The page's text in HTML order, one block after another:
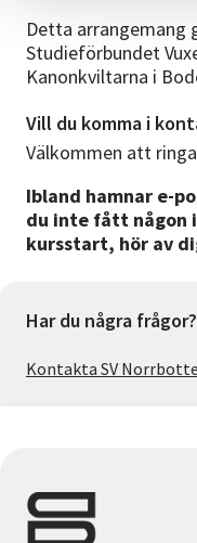
Detta arrangemang
Studieförbundet
Kanonkviltarna i
Vill du komma i
Välkommen att
Ibland hamnar e-
du inte fått någon
kursstart, hör av
Har du några frågor?
Kontakta SV